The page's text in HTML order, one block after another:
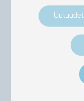
Uutuudet